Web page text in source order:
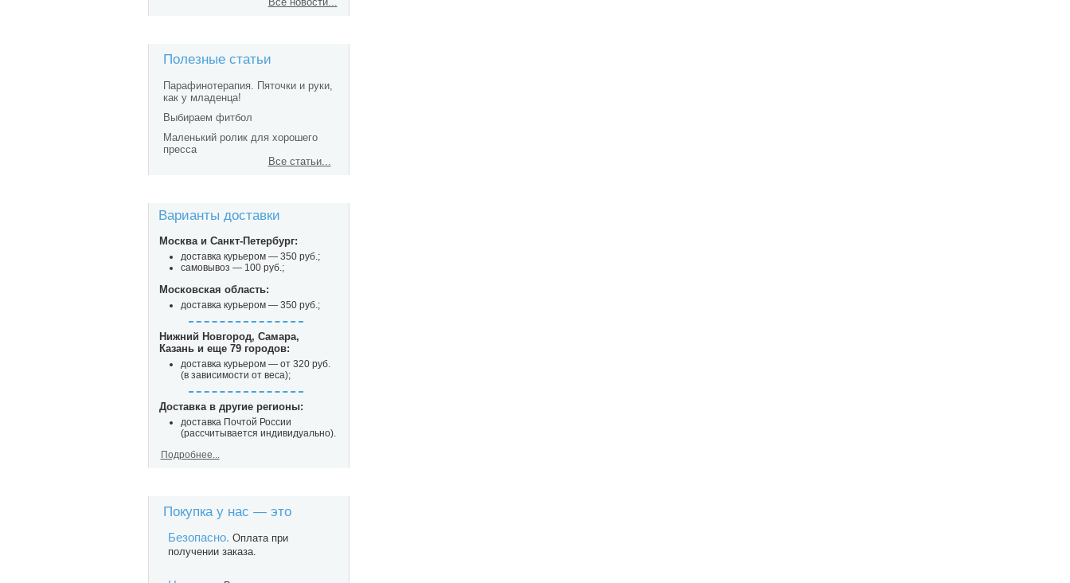
Полезные статьи
Парафинотерапия. Пяточки и руки,
как у младенца!
Выбираем фитбол
Маленький ролик для хорошего
пресса
Все статьи...
Варианты доставки
Москва и Санкт-Петербург:
доставка курьером — 350 руб.;
самовывоз — 100 руб.;
Московская область:
доставка курьером — 350 руб.;
Нижний Новгород, Самара,
Казань и еще 79 городов:
доставка курьером — от 320 руб.
(в зависимости от веса);
Доставка в другие регионы:
доставка Почтой России
(рассчитывается индивидуально).
Подробнее...
Покупка у нас — это
Безопасно. Оплата при
получении заказа.